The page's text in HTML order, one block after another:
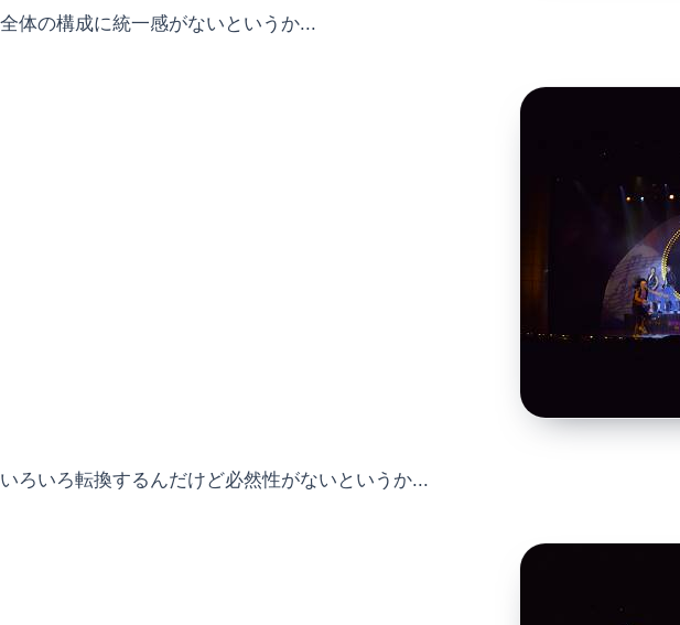
全体の構成に統一感がないというか...
いろいろ転換するんだけど必然性がないというか...